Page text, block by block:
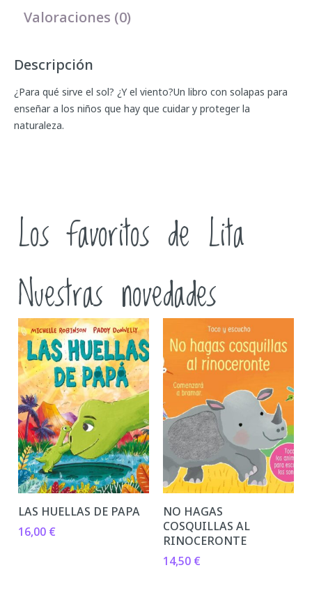
Valoraciones (0)
Descripción
¿Para qué sirve el sol? ¿Y el viento?Un libro con solapas para
enseñar a los niños que hay que cuidar y proteger la
naturaleza.
Los favoritos de Lita
Nuestras novedades
LAS HUELLAS DE PAPA
16,00 €
NO HAGAS
COSQUILLAS AL
RINOCERONTE
14,50 €